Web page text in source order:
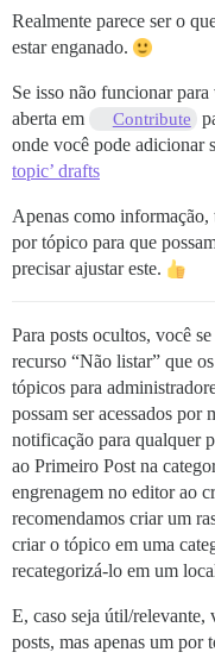
Realmente parece ser o
estar enganado.
Se isso não funcionar
aberta em
Contribute
onde você pode adicionar
topic’ drafts
Apenas como informação,
por tópico para que
precisar ajustar este.
Para posts ocultos, você
recurso “Não listar” que
tópicos para
possam ser acessados
notificação para qualquer
ao Primeiro Post na
engrenagem no editor ao
recomendamos criar um
criar o tópico em uma
recategorizá-lo em um
E, caso seja útil/relevante,
posts, mas apenas um por